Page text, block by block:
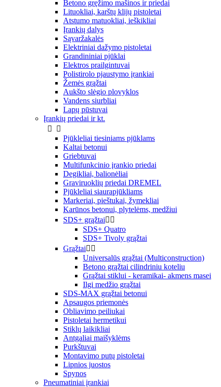
Betono gręžimo mašinos ir priedai
Lituokliai, karštų klijų pistoletai
Atstumo matuokliai, ieškikliai
Įrankių dalys
Sąvaržakalės
Elektriniai dažymo pistoletai
Grandininiai pjūklai
Elektros prailgintuvai
Polistirolo pjaustymo įrankiai
Žemės grąžtai
Aukšto slėgio plovyklos
Vandens siurbliai
Lapų pūstuvai
Įrankių priedai ir kt.


Pjūkleliai tiesiniams pjūklams
Kaltai betonui
Griebtuvai
Multifunkcinio įrankio priedai
Degikliai, balionėliai
Graviruoklių priedai DREMEL
Pjūkleliai siaurapjūkliams
Markeriai, pieštukai, žymekliai
Karūnos betonui, plytelėms, medžiui
SDS+ grąžtai 
SDS+ Quatro
SDS+ Tivoly grąžtai
Grąžtai 
Universalūs grąžtai (Multiconstruction)
Betono grąžtai cilindriniu koteliu
Grąžtai stiklui - keramikai- akmens masei
Ilgi medžio grąžtai
SDS-MAX grąžtai betonui
Apsaugos priemonės
Obliavimo peiliukai
Pistoletai hermetikui
Stiklų laikikliai
Antgaliai maišyklėms
Purkštuvai
Montavimo putų pistoletai
Lipnios juostos
Spynos
Pneumatiniai įrankiai